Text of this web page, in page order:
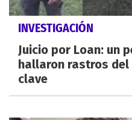
INVESTIGACIÓN
Juicio por Loan: un
hallaron rastros del
clave